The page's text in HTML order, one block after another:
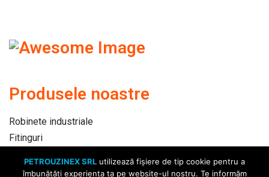
Produsele noastre
Robinete industriale
Fitinguri
Ţevi
PETROUZINEX SRL utilizează fişiere de tip cookie pentru a
îmbunătăți experiența ta pe website-ul nostru. Te informăm